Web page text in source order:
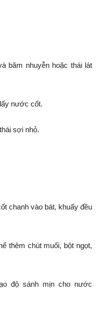
băm nhuyễn hoặc thái lát
nước cốt.
sợi nhỏ.
chanh vào bát, khuấy đều
thêm chút muối, bột ngọt,
độ sánh mịn cho nước